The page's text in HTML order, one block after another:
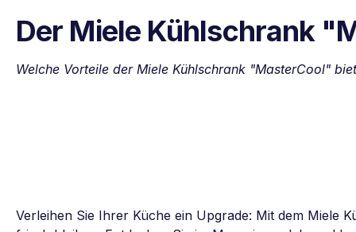
Der Miele Kühlschrank
Welche Vorteile der Miele Kühlschrank "MasterCool"
Verleihen Sie Ihrer Küche ein Upgrade: Mit dem Miele